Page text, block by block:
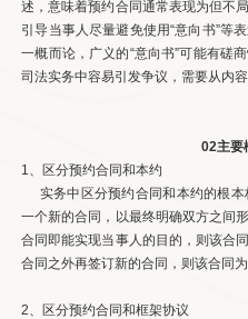
述，意味着预约合同通常表现为但不
引导当事人尽量避免使用“意向书”等
一概而论，广义的“意向书”可能有磋
司法实务中容易引发争议，需要从内容
02主要
1、区分预约合同和本约
实务中区分预约合同和本约的根本
一个新的合同，以最终明确双方之间
合同即能实现当事人的目的，则该合
合同之外再签订新的合同，则该合同为
2、区分预约合同和框架协议